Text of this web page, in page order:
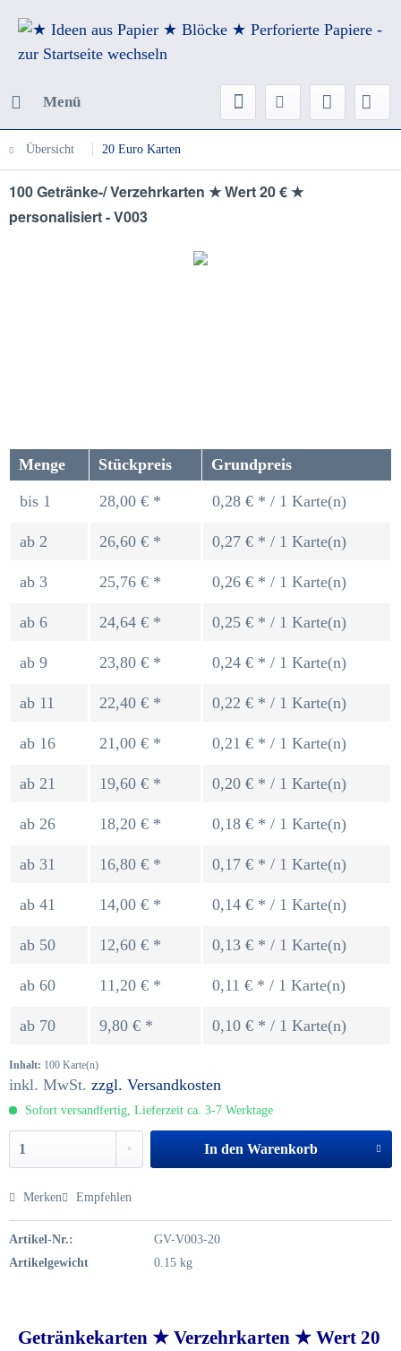
Menü
Übersicht 20 Euro Karten
100 Getränke-/ Verzehrkarten ★ Wert 20 € ★
personalisiert - V003
Menge Stückpreis Grundpreis
bis 1 28,00 € * 0,28 € * / 1 Karte(n)
ab 2 26,60 € * 0,27 € * / 1 Karte(n)
ab 3 25,76 € * 0,26 € * / 1 Karte(n)
ab 6 24,64 € * 0,25 € * / 1 Karte(n)
ab 9 23,80 € * 0,24 € * / 1 Karte(n)
ab 11 22,40 € * 0,22 € * / 1 Karte(n)
ab 16 21,00 € * 0,21 € * / 1 Karte(n)
ab 21 19,60 € * 0,20 € * / 1 Karte(n)
ab 26 18,20 € * 0,18 € * / 1 Karte(n)
ab 31 16,80 € * 0,17 € * / 1 Karte(n)
ab 41 14,00 € * 0,14 € * / 1 Karte(n)
ab 50 12,60 € * 0,13 € * / 1 Karte(n)
ab 60 11,20 € * 0,11 € * / 1 Karte(n)
ab 70 9,80 € * 0,10 € * / 1 Karte(n)
Inhalt: 100 Karte(n)
inkl. MwSt. zzgl. Versandkosten
Sofort versandfertig, Lieferzeit ca. 3-7 Werktage
In den Warenkorb
Merken Empfehlen
Artikel-Nr.:
GV-V003-20
Artikelgewicht
0.15 kg
Getränkekarten ★ Verzehrkarten ★ Wert 20